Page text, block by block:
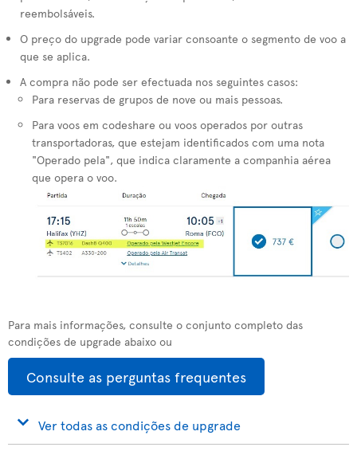
reembolsáveis.
O preço do upgrade pode variar consoante o segmento de voo a
que se aplica.
A compra não pode ser efectuada nos seguintes casos:
Para reservas de grupos de nove ou mais pessoas.
Para voos em codeshare ou voos operados por outras
transportadoras, que estejam identificados com uma nota
"Operado pela", que indica claramente a companhia aérea
que opera o voo.
Para mais informações, consulte o conjunto completo das
condições de upgrade abaixo ou
Consulte as perguntas frequentes
Ver todas as condições de upgrade